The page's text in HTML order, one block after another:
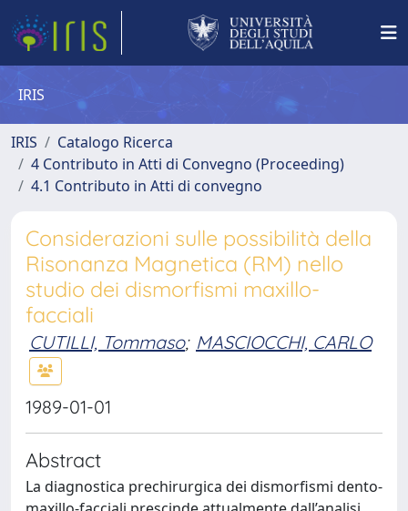
IRIS
IRIS
Catalogo Ricerca
4 Contributo in Atti di Convegno (Proceeding)
4.1 Contributo in Atti di convegno
Considerazioni sulle possibilità della
Risonanza Magnetica (RM) nello
studio dei dismorfismi maxillo-
facciali
CUTILLI, Tommaso; MASCIOCCHI, CARLO
1989-01-01
Abstract
La diagnostica prechirurgica dei dismorfismi dento-